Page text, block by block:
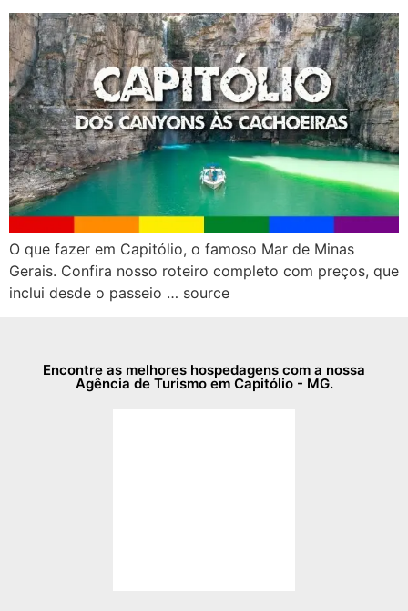
O que fazer em Capitólio, o famoso Mar de Minas
Gerais. Confira nosso roteiro completo com preços, que
inclui desde o passeio … source
Encontre as melhores hospedagens com a nossa
Agência de Turismo em Capitólio - MG.